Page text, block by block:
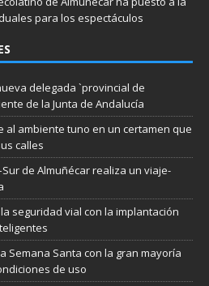
para los espectáculos
delegada `provincial de
de la Junta de Andalucía
al ambiente tuno en un certamen que
calles
de Almuñécar realiza un viaje-
seguridad vial con la implantación
Semana Santa con la gran mayoría
de uso